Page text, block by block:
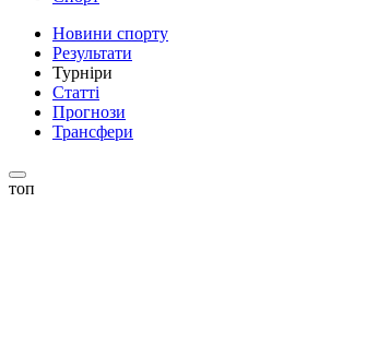
Новини спорту
Результати
Турніри
Статті
Прогнози
Трансфери
топ